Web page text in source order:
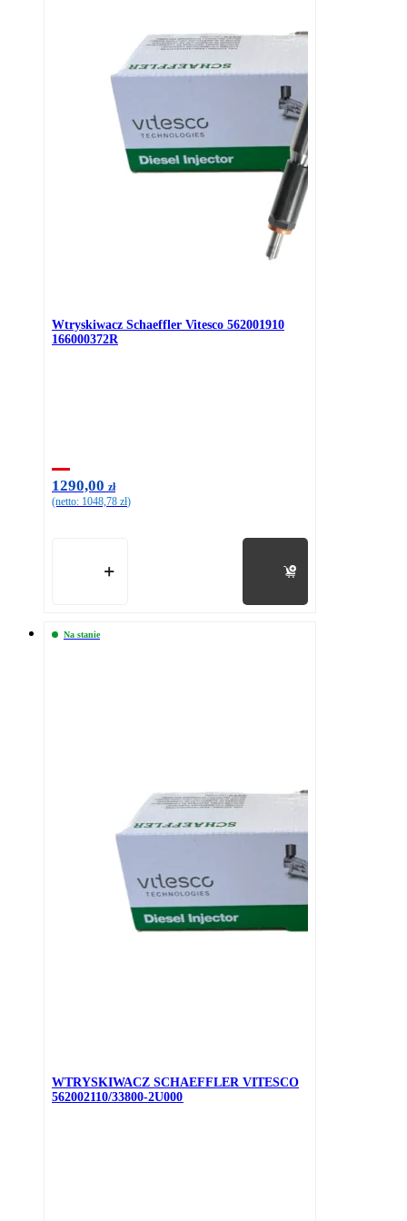
Wtryskiwacz Schaeffler Vitesco 562001910
166000372R
1290,00 zł
(netto: 1048,78 zł)
Na stanie
WTRYSKIWACZ SCHAEFFLER VITESCO
562002110/33800-2U000